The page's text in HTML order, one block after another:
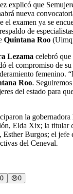
explicó que
nueva
el examen ya se
de
Quintana Roo
Lezama celebró que
el compromiso de
femenino.
Roo.
del estado para
la gobernadora
Elda Xix; la titular
Esther Burgos; el jefe
del Ceneval.
0 😠0